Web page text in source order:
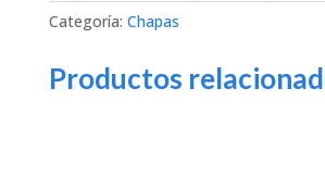
Categoría: Chapas
Productos